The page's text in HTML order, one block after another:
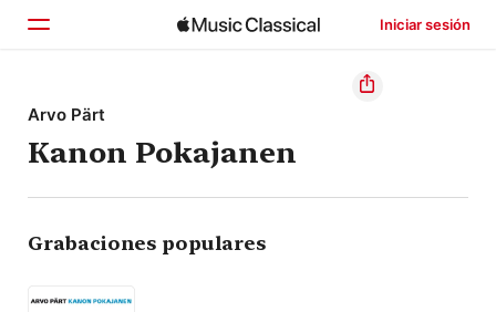
Iniciar sesión
Inicio
Explorar
Buscar
Arvo Pärt
Kanon Pokajanen
Grabaciones populares